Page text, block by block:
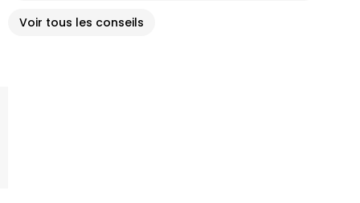
Voir tous les conseils